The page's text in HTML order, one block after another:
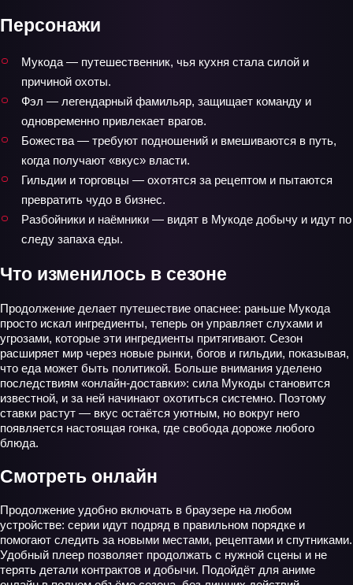
Персонажи
Мукода — путешественник, чья кухня стала силой и
причиной охоты.
Фэл — легендарный фамильяр, защищает команду и
одновременно привлекает врагов.
Божества — требуют подношений и вмешиваются в путь,
когда получают «вкус» власти.
Гильдии и торговцы — охотятся за рецептом и пытаются
превратить чудо в бизнес.
Разбойники и наёмники — видят в Мукоде добычу и идут по
следу запаха еды.
Что изменилось в сезоне
Продолжение делает путешествие опаснее: раньше Мукода
просто искал ингредиенты, теперь он управляет слухами и
угрозами, которые эти ингредиенты притягивают. Сезон
расширяет мир через новые рынки, богов и гильдии, показывая,
что еда может быть политикой. Больше внимания уделено
последствиям «онлайн‑доставки»: сила Мукоды становится
известной, и за ней начинают охотиться системно. Поэтому
ставки растут — вкус остаётся уютным, но вокруг него
появляется настоящая гонка, где свобода дороже любого
блюда.
Смотреть онлайн
Продолжение удобно включать в браузере на любом
устройстве: серии идут подряд в правильном порядке и
помогают следить за новыми местами, рецептами и спутниками.
Удобный плеер позволяет продолжать с нужной сцены и не
терять детали контрактов и добычи. Подойдёт для аниме